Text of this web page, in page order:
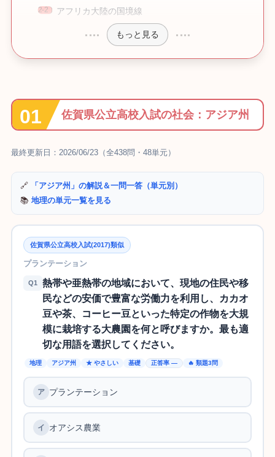
アフリカ大陸の国境線
もっと見る
佐賀県公立高校入試の社会：アジア州
最終更新日：2026/06/23（全438問・48単元）
🔗
「アジア州」の解説＆一問一答（単元別）
📚 地理の単元一覧を見る
佐賀県公立高校入試(2017)類似
プランテーション
Q1
熱帯や亜熱帯の地域において、現地の住民や移
民などの安価で豊富な労働力を利用し、カカオ
豆や茶、コーヒー豆といった特定の作物を大規
模に栽培する大農園を何と呼びますか。最も適
切な用語を選択してください。
地理 アジア州 ★ やさしい 基礎 正答率 — 🔥 類題3問
プランテーション
オアシス農業